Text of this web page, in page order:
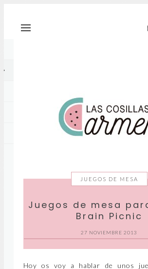
JUEGOS DE MESA
Juegos de mesa
Brain Picnic
27 NOVIEMBRE 2013
Hoy os voy a hablar de unos